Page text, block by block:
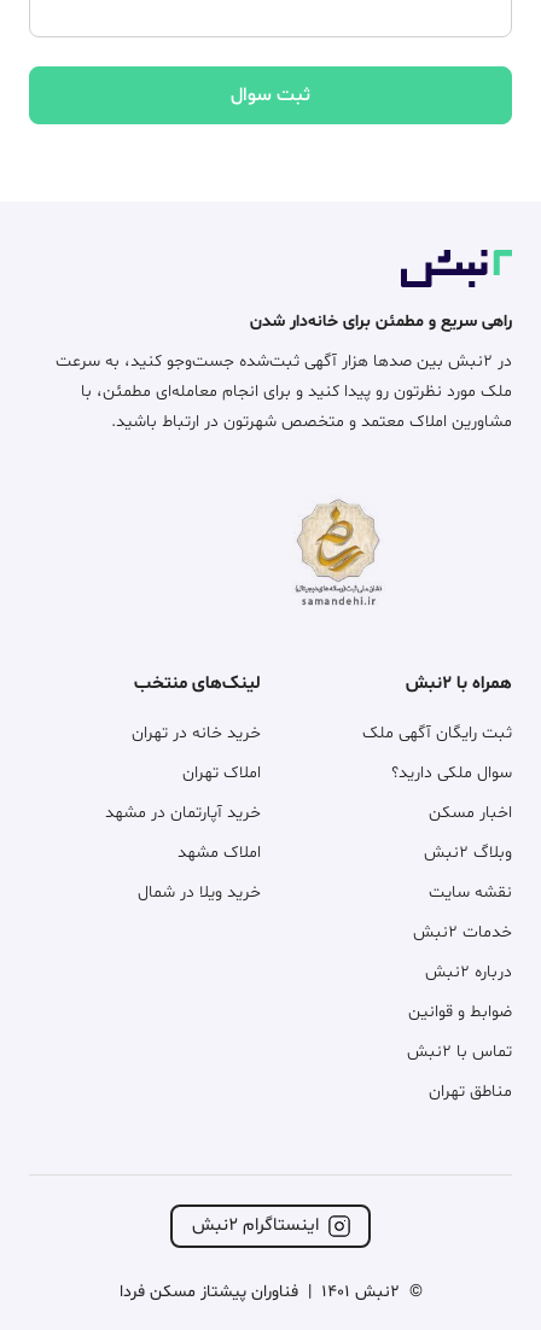
ثبت سوال
راهی سریع و مطمئن برای خانه‌دار شدن
در ۲نبش بین صدها هزار آگهی ثبت‌شده جست‌وجو کنید، به سرعت
ملک مورد نظرتون رو پیدا کنید و برای انجام معامله‌ای مطمئن، با
مشاورین املاک معتمد و متخصص شهرتون در ارتباط باشید.
همراه با ۲نبش
ثبت رایگان آگهی ملک
سوال ملکی دارید؟
اخبار مسکن
وبلاگ ۲نبش
نقشه سایت
خدمات ۲نبش
درباره ۲نبش
ضوابط و قوانین
تماس با ۲نبش
مناطق تهران
لینک‌های منتخب
خرید خانه در تهران
املاک تهران
خرید آپارتمان در مشهد
املاک مشهد
خرید ویلا در شمال
اینستاگرام ۲نبش
© 2نبش 1401 | فناوران پیشتاز مسکن فردا